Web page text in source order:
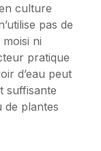
culture
pas de
ni
pratique
d’eau peut
suffisante
plantes